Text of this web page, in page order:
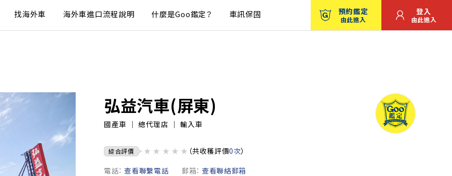
找海外車 海外車進口流程說明 什麼是Goo鑑定？ 車訊保固 預約鑑定
由此進入
登入
由此進入
弘益汽車(屏東)
國產車 ｜ 總代理店 ｜ 輸入車
綜合評價 ★ ★ ★ ★ ★ （共收穫評價0次）
電話： 查看聯繫電話 郵箱： 查看聯絡郵箱